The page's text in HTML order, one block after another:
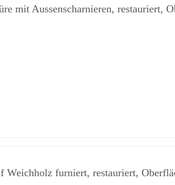
mit Aussenscharnieren, restauriert,
Weichholz furniert, restauriert,